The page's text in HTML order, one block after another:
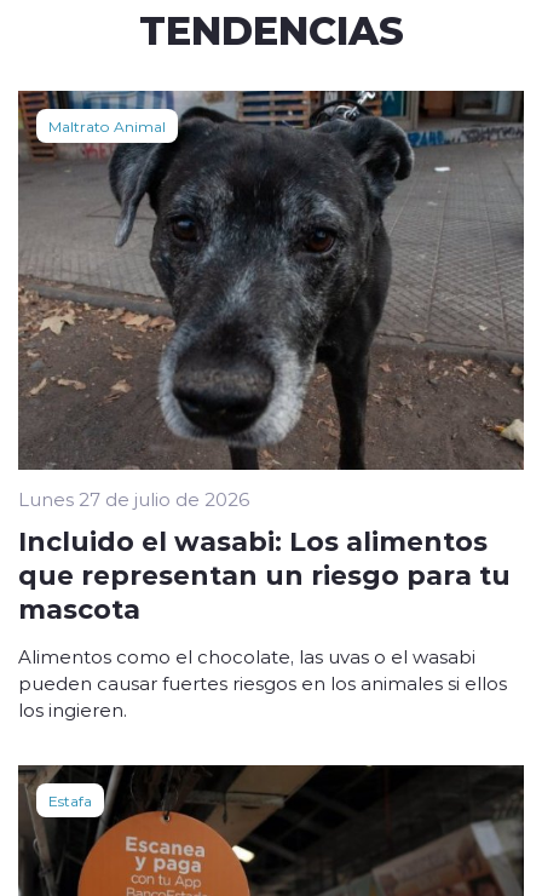
TENDENCIAS
Maltrato Animal
Lunes 27 de julio de 2026
Incluido el wasabi: Los alimentos
que representan un riesgo para tu
mascota
Alimentos como el chocolate, las uvas o el wasabi
pueden causar fuertes riesgos en los animales si ellos
los ingieren.
Estafa